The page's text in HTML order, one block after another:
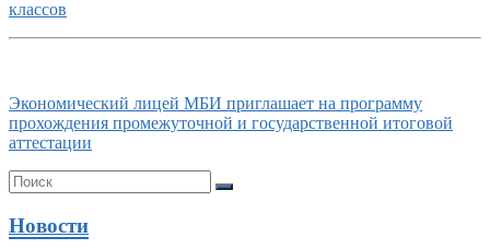
классов
Экономический лицей МБИ приглашает на программу
прохождения промежуточной и государственной итоговой
аттестации
Новости